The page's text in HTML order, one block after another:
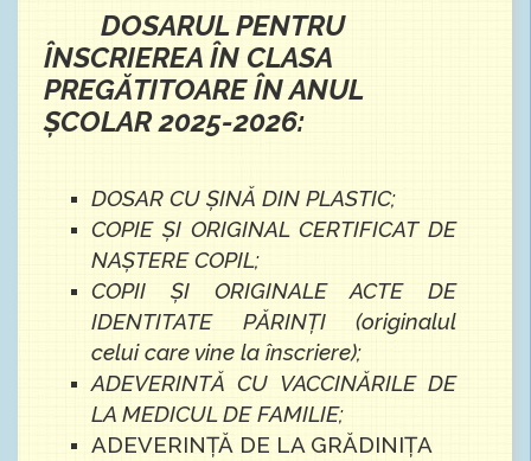
DOSARUL PENTRU
ÎNSCRIEREA ÎN CLASA
PREGĂTITOARE ÎN ANUL
ȘCOLAR 2025-2026:
DOSAR CU ŞINĂ DIN PLASTIC;
COPIE ŞI ORIGINAL CERTIFICAT DE
NAŞTERE COPIL;
COPII ŞI ORIGINALE ACTE DE
IDENTITATE PĂRINŢI (originalul
celui care vine la înscriere);
ADEVERINTĂ CU VACCINĂRILE DE
LA MEDICUL DE FAMILIE;
ADEVERINȚĂ DE LA GRĂDINIȚA